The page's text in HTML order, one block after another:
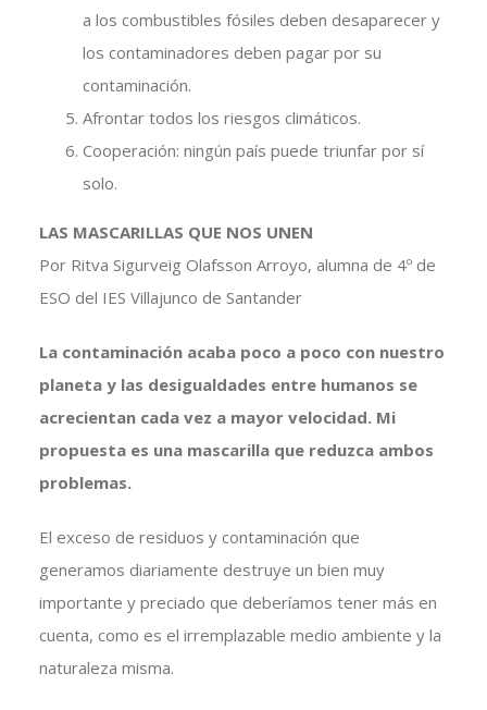
a los combustibles fósiles deben desaparecer y
los contaminadores deben pagar por su
contaminación.
Afrontar todos los riesgos climáticos.
Cooperación: ningún país puede triunfar por sí
solo.
LAS MASCARILLAS QUE NOS UNEN
Por Ritva Sigurveig Olafsson Arroyo, alumna de 4º de
ESO del IES Villajunco de Santander
La contaminación acaba poco a poco con nuestro
planeta y las desigualdades entre humanos se
acrecientan cada vez a mayor velocidad. Mi
propuesta es una mascarilla que reduzca ambos
problemas.
El exceso de residuos y contaminación que
generamos diariamente destruye un bien muy
importante y preciado que deberíamos tener más en
cuenta, como es el irremplazable medio ambiente y la
naturaleza misma.